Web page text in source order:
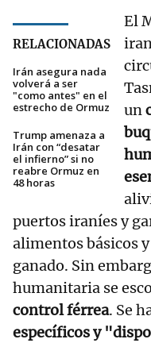
RELACIONADAS
Irán asegura nada
volverá a ser
"como antes" en el
estrecho de Ormuz
Trump amenaza a
Irán con “desatar
el infierno” si no
reabre Ormuz en
48 horas
El
un
puertos iraníes y
alimentos básicos
ganado. Sin
humanitaria se
control férrea. Se
específicos y